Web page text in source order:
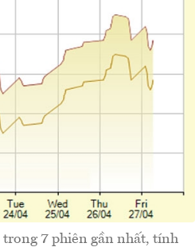
trong 7 phiên gần nhất, tính